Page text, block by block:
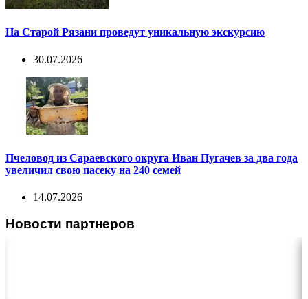
На Старой Рязани проведут уникальную экскурсию
30.07.2026
Пчеловод из Сараевского округа Иван Пугачев за два года
увеличил свою пасеку на 240 семей
14.07.2026
Новости партнеров